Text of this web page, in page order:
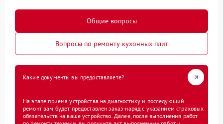
Общие вопросы
Вопросы по ремонту кухонных плит
Какие документы вы предоставляете?
На этапе приема устройства на диагностику и последующий
ремонт вам будет предоставлен заказ-наряд с указанием страховых
обязательств на ваше устройство. Далее, после выполнения работ